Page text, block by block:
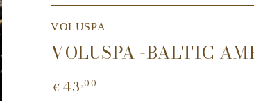
VOLUSPA
VOLUSPA -BALTIC
Regulärer
€ 43,00